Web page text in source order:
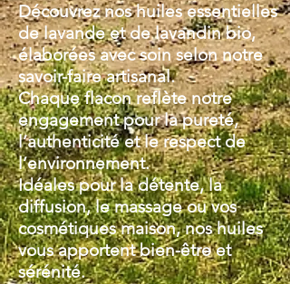
Découvrez nos huiles essentielles
de lavande et de lavandin bio,
élaborées avec soin selon notre
savoir-faire artisanal.
Chaque flacon reflète notre
engagement pour la pureté,
l’authenticité et le respect de
l’environnement.
Idéales pour la détente, la
diffusion, le massage ou vos
cosmétiques maison, nos huiles
vous apportent bien-être et
sérénité.